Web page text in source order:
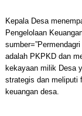
Kepala Desa
Pengelolaan
adalah PKPKD dan
kekayaan milik Desa
strategis dan meliputi
keuangan desa.